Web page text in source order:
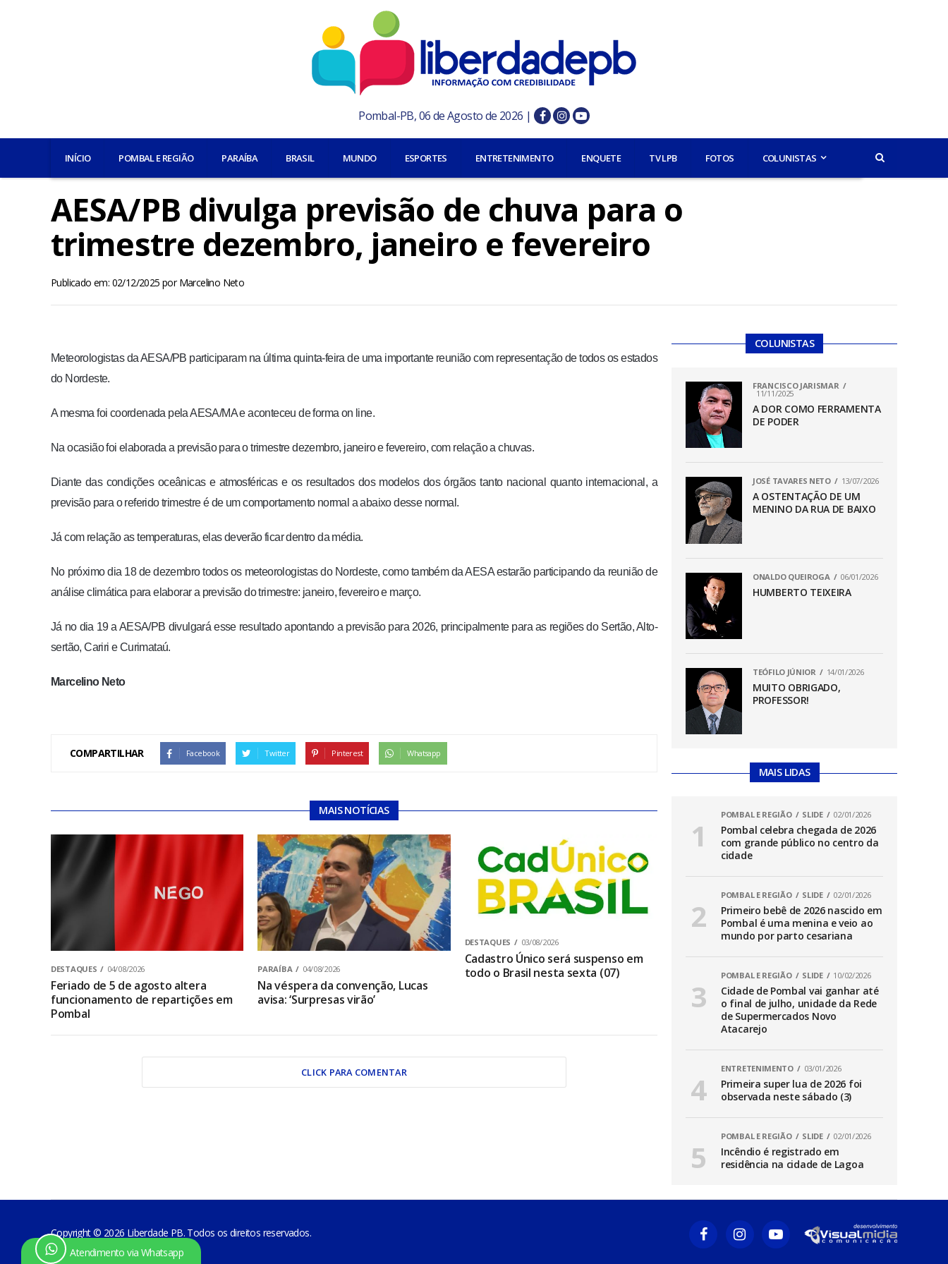
Pombal-PB, 06 de Agosto de 2026 |
INÍCIO POMBAL E REGIÃO PARAÍBA BRASIL MUNDO ESPORTES ENTRETENIMENTO ENQUETE TV LPB FOTOS COLUNISTAS
AESA/PB divulga previsão de chuva para o
trimestre dezembro, janeiro e fevereiro
Publicado em: 02/12/2025 porMarcelino Neto
Meteorologistas da AESA/PB participaram na última quinta-feira de uma importante reunião com representação de todos os estados
do Nordeste.
A mesma foi coordenada pela AESA/MA e aconteceu de forma on line.
Na ocasião foi elaborada a previsão para o trimestre dezembro, janeiro e fevereiro, com relação a chuvas.
Diante das condições oceânicas e atmosféricas e os resultados dos modelos dos órgãos tanto nacional quanto internacional, a
previsão para o referido trimestre é de um comportamento normal a abaixo desse normal.
Já com relação as temperaturas, elas deverão ficar dentro da média.
No próximo dia 18 de dezembro todos os meteorologistas do Nordeste, como também da AESA estarão participando da reunião de
análise climática para elaborar a previsão do trimestre: janeiro, fevereiro e março.
Já no dia 19 a AESA/PB divulgará esse resultado apontando a previsão para 2026, principalmente para as regiões do Sertão, Alto-
sertão, Cariri e Curimataú.
Marcelino Neto
COMPARTILHAR Facebook Twitter Pinterest Whatsapp
MAIS NOTÍCIAS
DESTAQUES 04/08/2026
Feriado de 5 de agosto altera
funcionamento de repartições em
Pombal
PARAÍBA 04/08/2026
Na véspera da convenção, Lucas
avisa: ‘Surpresas virão’
DESTAQUES 03/08/2026
Cadastro Único será suspenso em
todo o Brasil nesta sexta (07)
CLICK PARA COMENTAR
COLUNISTAS
FRANCISCO JARISMAR
11/11/2025
A DOR COMO FERRAMENTA
DE PODER
JOSÉ TAVARES NETO 13/07/2026
A OSTENTAÇÃO DE UM
MENINO DA RUA DE BAIXO
ONALDO QUEIROGA 06/01/2026
HUMBERTO TEIXEIRA
TEÓFILO JÚNIOR 14/01/2026
MUITO OBRIGADO,
PROFESSOR!
MAIS LIDAS
POMBAL E REGIÃO SLIDE 02/01/2026
Pombal celebra chegada de 2026
com grande público no centro da
cidade
POMBAL E REGIÃO SLIDE 02/01/2026
Primeiro bebê de 2026 nascido em
Pombal é uma menina e veio ao
mundo por parto cesariana
POMBAL E REGIÃO SLIDE 10/02/2026
Cidade de Pombal vai ganhar até
o final de julho, unidade da Rede
de Supermercados Novo
Atacarejo
ENTRETENIMENTO 03/01/2026
Primeira super lua de 2026 foi
observada neste sábado (3)
POMBAL E REGIÃO SLIDE 02/01/2026
Incêndio é registrado em
residência na cidade de Lagoa
Atendimento via Whatsapp
Copyright © 2026 Liberdade PB. Todos os direitos reservados.